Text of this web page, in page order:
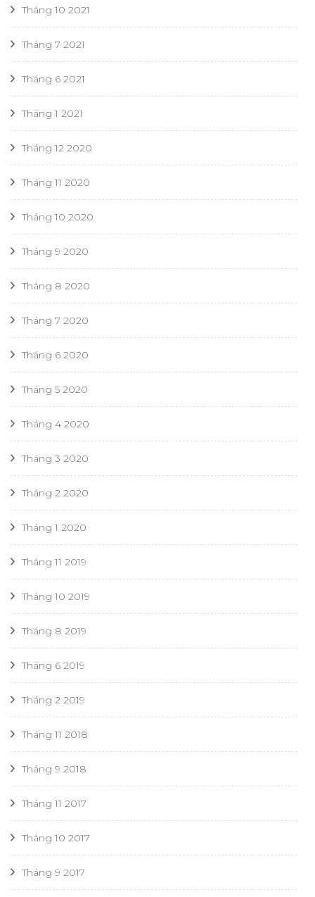
Tháng 10 2021
Tháng 7 2021
Tháng 6 2021
Tháng 1 2021
Tháng 12 2020
Tháng 11 2020
Tháng 10 2020
Tháng 9 2020
Tháng 8 2020
Tháng 7 2020
Tháng 6 2020
Tháng 5 2020
Tháng 4 2020
Tháng 3 2020
Tháng 2 2020
Tháng 1 2020
Tháng 11 2019
Tháng 10 2019
Tháng 8 2019
Tháng 6 2019
Tháng 2 2019
Tháng 11 2018
Tháng 9 2018
Tháng 11 2017
Tháng 10 2017
Tháng 9 2017